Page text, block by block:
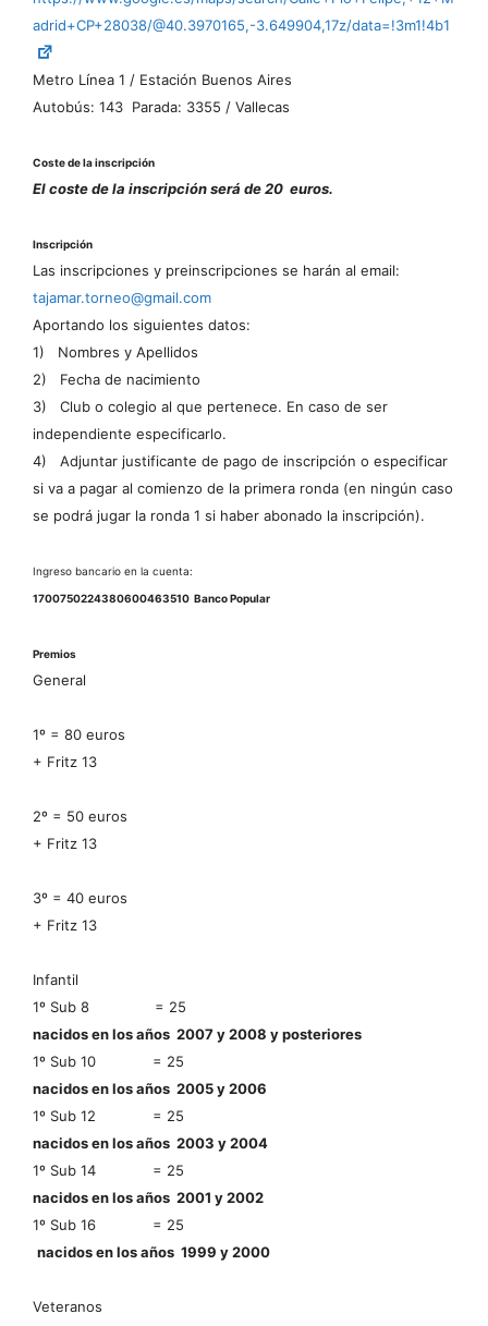
adrid+CP+28038/@40.3970165,-3.649904,17z/data=!3m1!4b1
Metro Línea 1 / Estación Buenos Aires
Autobús: 143 Parada: 3355 / Vallecas
Coste de la inscripción
El coste de la inscripción será de 20 euros.
Inscripción
Las inscripciones y preinscripciones se harán al email:
tajamar.torneo@gmail.com
Aportando los siguientes datos:
1)
Nombres y Apellidos
2)
Fecha de nacimiento
3)
Club o colegio al que pertenece. En caso de ser
independiente especificarlo.
4)
Adjuntar justificante de pago de inscripción o especificar
si va a pagar al comienzo de la primera ronda (en ningún caso
se podrá jugar la ronda 1 si haber abonado la inscripción).
Ingreso bancario en la cuenta:
1700750224380600463510 Banco Popular
Premios
General
1º = 80 euros
+ Fritz 13
2º = 50 euros
+ Fritz 13
3º = 40 euros
+ Fritz 13
Infantil
1º Sub 8 = 25
nacidos en los años 2007 y 2008 y posteriores
1º Sub 10 = 25
nacidos en los años 2005 y 2006
1º Sub 12 = 25
nacidos en los años 2003 y 2004
1º Sub 14 = 25
nacidos en los años 2001 y 2002
1º Sub 16 = 25
nacidos en los años 1999 y 2000
Veteranos